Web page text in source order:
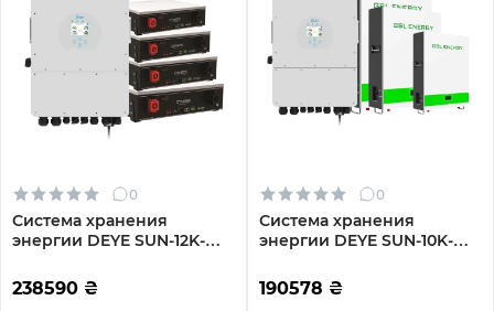
0
Система хранения
энергии DEYE SUN-12K-
LFP-W 12000W 20.48kWh
4BAT LiFePO4 6000
238590 ₴
0
Система хранения
энергии DEYE SUN-10K-
LFP-W 10kW 15.36kWh
3BAT LiFePO4 6500 циклов
190578 ₴